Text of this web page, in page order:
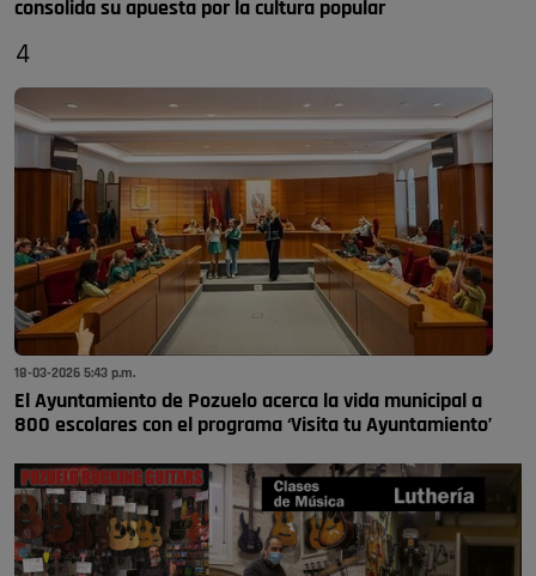
consolida su apuesta por la cultura popular
4
18-03-2026 5:43 p.m.
El Ayuntamiento de Pozuelo acerca la vida municipal a
800 escolares con el programa ‘Visita tu Ayuntamiento’